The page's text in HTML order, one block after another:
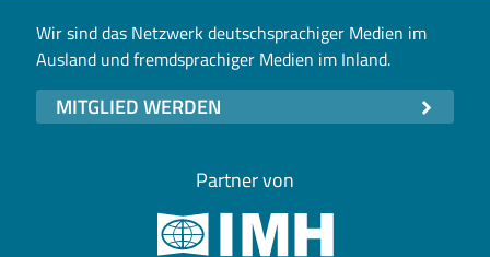
Wir sind das Netzwerk deutschsprachiger Medien im
Ausland und fremdsprachiger Medien im Inland.
MITGLIED WERDEN
Partner von